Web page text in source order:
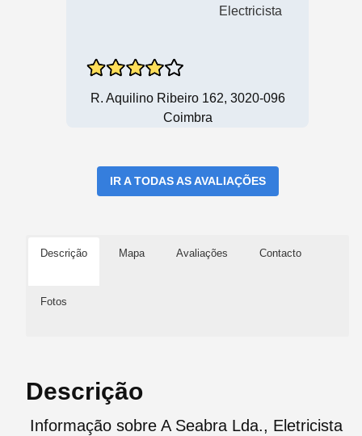
Electricista
R. Aquilino Ribeiro 162, 3020-096
Coimbra
IR A TODAS AS AVALIAÇÕES
Descrição Mapa Avaliações Contacto
Fotos
Descrição
Informação sobre A Seabra Lda., Eletricista